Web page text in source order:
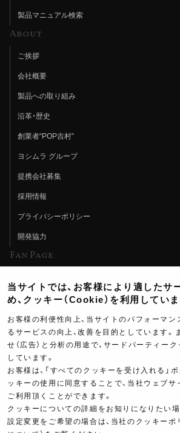
製品マニュアル検索
About
ご挨拶
会社概要
製品への取り組み
沿革・歴史
創業者“POP吉村”
ヨシムラ グループ
提携会社募集
採用情報
プライバシーポリシー
開発協力
Fan Page
ヨシムラTV
イベント情報
イベントスケジュール
ツーリングブレイクタイム
製品ポスター
当サイトでは、お客様により適したサ
め、クッキー（Cookie）を利用していま
お客様の利便性向上、当サイトのパフォーマン
るサービスの向上、改善を目的としています。
せ（広告）と分析の用途で、サードパーティー
しています。
お客様は、「すべてのクッキーを受け入れる」
ッキーの使用に同意することで、当社ウェブ
ご利用頂くことができます。
クッキーについての詳細をお知りになりたい
設定変更をご希望の場合は、当社のクッキーポ